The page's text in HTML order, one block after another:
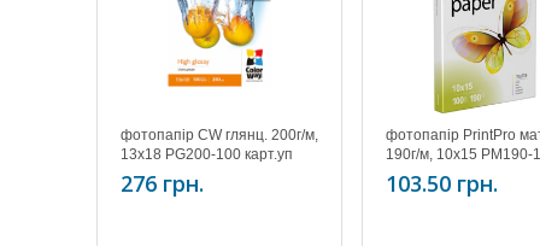
фотопапір CW глянц. 200г/м,
13x18 PG200-100 карт.уп
(PG2001005R)
276 грн.
фотопапір PrintPro
190г/м, 10x15 PM190-
(PME1901004R)
103.50 грн.